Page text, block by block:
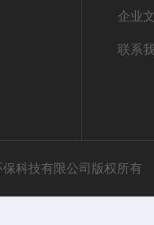
企业
联系
保科技有限公司版权所有